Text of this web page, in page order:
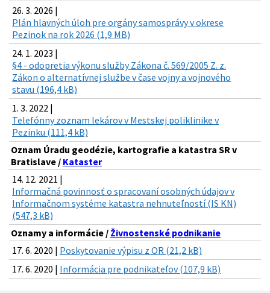
26. 3. 2026 |
Plán hlavných úloh pre orgány samosprávy v okrese
Pezinok na rok 2026 (1,9 MB)
24. 1. 2023 |
§4 - odopretia výkonu služby Zákona č. 569/2005 Z. z.
Zákon o alternatívnej službe v čase vojny a vojnového
stavu (196,4 kB)
1. 3. 2022 |
Telefónny zoznam lekárov v Mestskej poliklinike v
Pezinku (111,4 kB)
Oznam Úradu geodézie, kartografie a katastra SR v
Bratislave / Kataster
14. 12. 2021 |
Informačná povinnosť o spracovaní osobných údajov v
Informačnom systéme katastra nehnuteľností (IS KN)
(547,3 kB)
Oznamy a informácie / Živnostenské podnikanie
17. 6. 2020 | Poskytovanie výpisu z OR (21,2 kB)
17. 6. 2020 | Informácia pre podnikateľov (107,9 kB)